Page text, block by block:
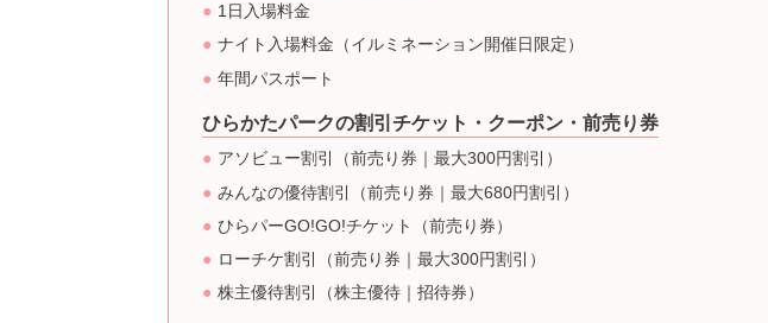
1日入場料金
ナイト入場料金（イルミネーション開催日限定）
年間パスポート
ひらかたパークの割引チケット・クーポン・前売り券
アソビュー割引（前売り券｜最大300円割引）
みんなの優待割引（前売り券｜最大680円割引）
ひらパーGO!GO!チケット（前売り券）
ローチケ割引（前売り券｜最大300円割引）
株主優待割引（株主優待｜招待券）